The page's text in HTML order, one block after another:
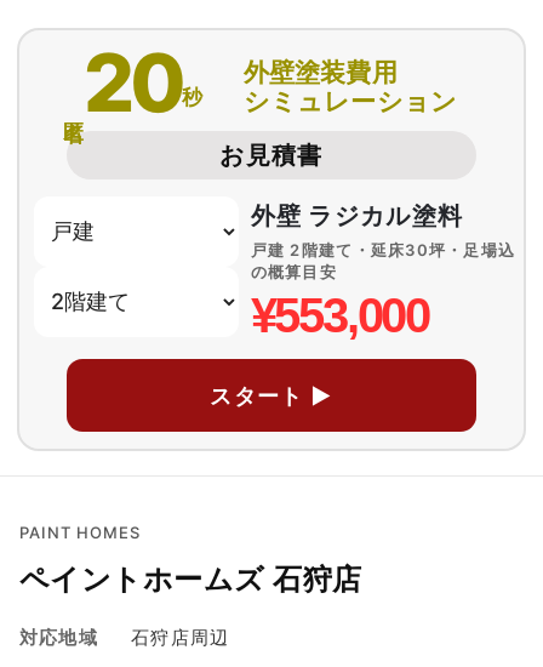
20秒
外壁塗装費用
シミュレーション
お見積書
外壁 ラジカル塗料
戸建 2階建て・延床30坪・足場込
の概算目安
¥553,000
スタート ▶
PAINT HOMES
ペイントホームズ 石狩店
対応地域
石狩店周辺